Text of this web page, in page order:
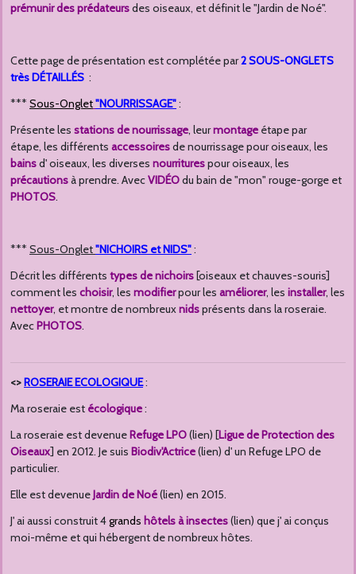
prémunir des prédateursdes oiseaux, et définit le "Jardin de Noé".
Cette page de présentation est complétée par2SOUS-ONGLETS
très DÉTAILLÉS :
*** Sous-Onglet"NOURRISSAGE":
Présente les stations de nourrissage, leurmontage étape par
étape, les différents accessoiresde nourrissage pour oiseaux, les
bainsd' oiseaux, les diverses nourriturespour oiseaux, les
précautionsà prendre. AvecVIDÉOdu bain de "mon" rouge-gorge et
PHOTOS.
*** Sous-Onglet"NICHOIRS et NIDS":
Décrit les différents types de nichoirs[oiseaux et chauves-souris]
comment les choisir, les modifierpour les améliorer, les installer, les
nettoyer, et montre de nombreuxnidsprésents dans la roseraie.
AvecPHOTOS.
<>ROSERAIE ECOLOGIQUE:
Ma roseraie est écologique:
La roseraie est devenueRefuge LPO(lien) [Ligue de Protection des
Oiseaux] en 2012. Je suis Biodiv'Actrice(lien) d' un Refuge LPO de
particulier.
Elle est devenueJardin de Noé(lien) en 2015.
J' ai aussi construit 4grands hôtels à insectes(lien) que j' ai conçus
moi-même et qui hébergent de nombreux hôtes.